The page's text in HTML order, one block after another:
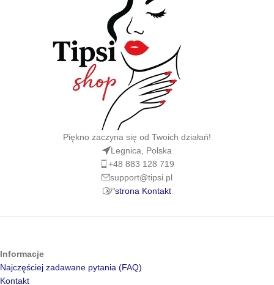
Piękno zaczyna się od Twoich działań!
Legnica, Polska
+48 883 128 719
support@tipsi.pl
strona Kontakt
Informacje
Najczęściej zadawane pytania (FAQ)
Kontakt